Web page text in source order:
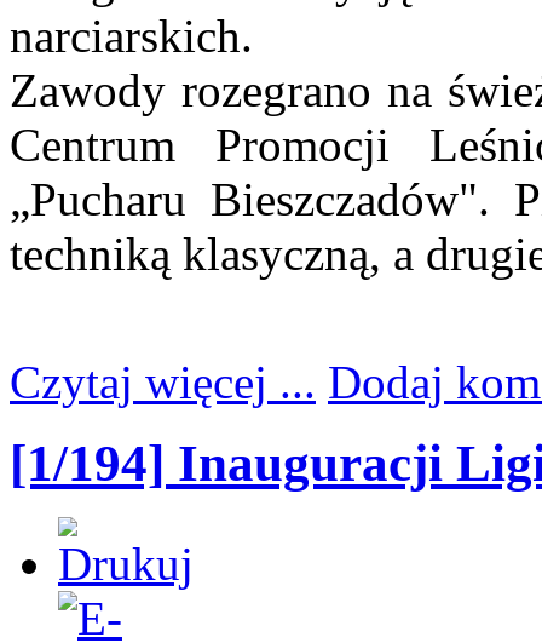
narciarskich.
Zawody rozegrano na
Centrum Promocji
„Pucharu Bieszczadów".
techniką klasyczną, a
Czytaj więcej ... Dodaj
[1/194] Inauguracji